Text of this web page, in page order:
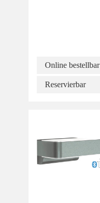
Online bestellbar
Reservierbar